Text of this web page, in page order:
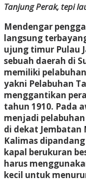
Tanjung Perak, tepi
Mendengar
langsung
ujung timur Pulau
sebuah daerah di
memiliki
yakni Pelabuhan
menggantikan
tahun 1910. Pada
menjadi
di dekat Jembatan
Kalimas
kapal berukuran
harus
kecil untuk